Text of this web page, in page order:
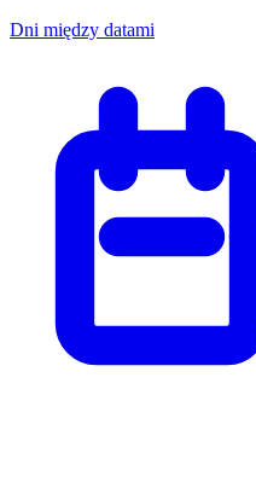
Dni między datami